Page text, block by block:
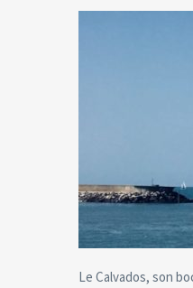
Le Calvados, son